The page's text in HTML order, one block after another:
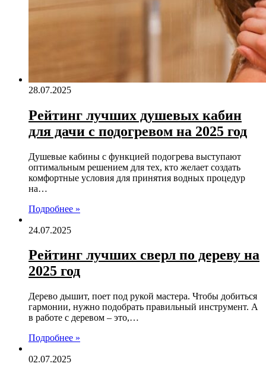
28.07.2025
Рейтинг лучших душевых кабин
для дачи с подогревом на 2025 год
Душевые кабины с функцией подогрева выступают
оптимальным решением для тех, кто желает создать
комфортные условия для принятия водных процедур
на…
Подробнее »
24.07.2025
Рейтинг лучших сверл по дереву на
2025 год
Дерево дышит, поет под рукой мастера. Чтобы добиться
гармонии, нужно подобрать правильный инструмент. А
в работе с деревом – это,…
Подробнее »
02.07.2025